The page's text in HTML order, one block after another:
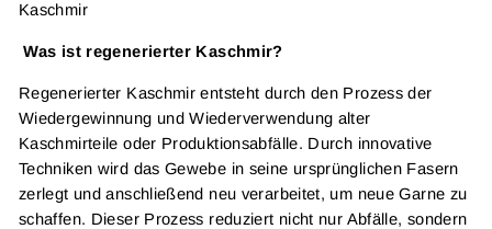
Was ist regenerierter Kaschmir?
Regenerierter Kaschmir entsteht durch den Prozess der
Wiedergewinnung und Wiederverwendung alter
Kaschmirteile oder Produktionsabfälle. Durch innovative
Techniken wird das Gewebe in seine ursprünglichen Fasern
zerlegt und anschließend neu verarbeitet, um neue Garne zu
schaffen. Dieser Prozess reduziert nicht nur Abfälle, sondern